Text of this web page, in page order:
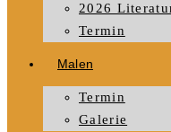
2026
Termin
Malen
Termin
Galerie